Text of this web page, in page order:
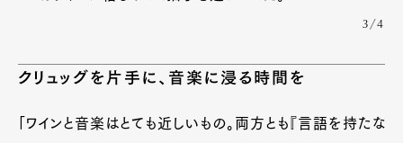
3/4
クリュッグを片手に、音楽に浸る時間を
「ワインと音楽はとても近しいもの。両方とも『言語を持たな